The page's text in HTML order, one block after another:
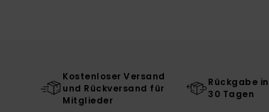
Kostenloser Versand
und Rückversand für
Mitglieder
Rückgabe
30 Tagen